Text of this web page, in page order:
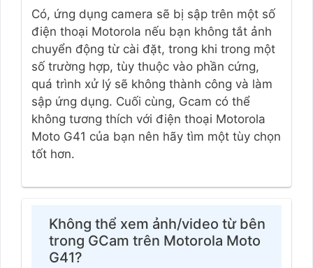
Có, ứng dụng camera sẽ bị sập trên một số
điện thoại Motorola nếu bạn không tắt ảnh
chuyển động từ cài đặt, trong khi trong một
số trường hợp, tùy thuộc vào phần cứng,
quá trình xử lý sẽ không thành công và làm
sập ứng dụng. Cuối cùng, Gcam có thể
không tương thích với điện thoại Motorola
Moto G41 của bạn nên hãy tìm một tùy chọn
tốt hơn.
Không thể xem ảnh/video từ bên
trong GCam trên Motorola Moto
G41?